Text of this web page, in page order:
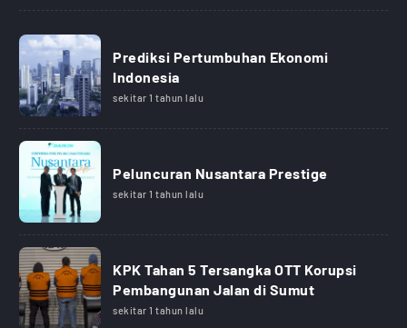
Prediksi Pertumbuhan Ekonomi
Indonesia
sekitar 1 tahun lalu
Peluncuran Nusantara Prestige
sekitar 1 tahun lalu
KPK Tahan 5 Tersangka OTT Korupsi
Pembangunan Jalan di Sumut
sekitar 1 tahun lalu